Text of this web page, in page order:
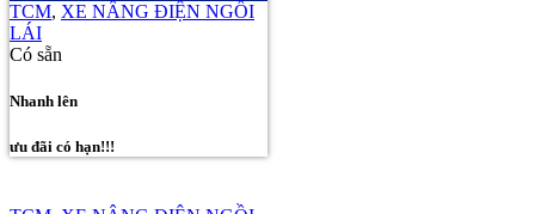
TCM, XE NÂNG ĐIỆN NGỒI
LÁI
Có sẵn
Nhanh lên
ưu đãi có hạn!!!